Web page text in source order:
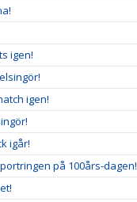
igen!
igen!
igår!
på 100års-dagen!